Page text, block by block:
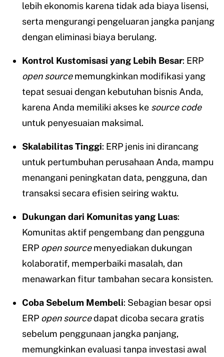
lebih ekonomis karena tidak ada biaya lisensi,
serta mengurangi pengeluaran jangka panjang
dengan eliminasi biaya berulang.
Kontrol Kustomisasi yang Lebih Besar: ERP
open sourcememungkinkan modifikasi yang
tepat sesuai dengan kebutuhan bisnis Anda,
karena Anda memiliki akses ke source code
untuk penyesuaian maksimal.
Skalabilitas Tinggi: ERP jenis ini dirancang
untuk pertumbuhan perusahaan Anda, mampu
menangani peningkatan data, pengguna, dan
transaksi secara efisien seiring waktu.
Dukungan dari Komunitas yang Luas:
Komunitas aktif pengembang dan pengguna
ERP open sourcemenyediakan dukungan
kolaboratif, memperbaiki masalah, dan
menawarkan fitur tambahan secara konsisten.
Coba Sebelum Membeli: Sebagian besar opsi
ERP open sourcedapat dicoba secara gratis
sebelum penggunaan jangka panjang,
memungkinkan evaluasi tanpa investasi awal